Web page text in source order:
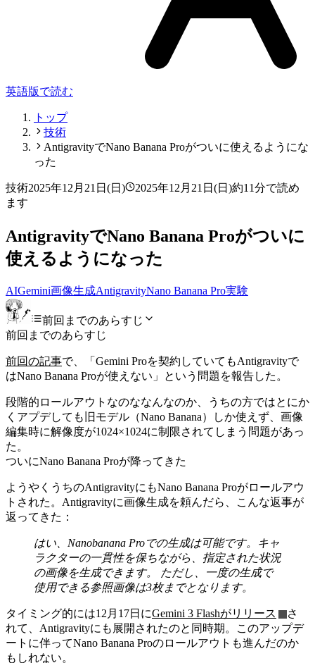
英語版で読む
トップ
技術
AntigravityでNano Banana Proがついに使えるようにな
った
技術2025年12月21日(日) 2025年12月21日(日)約11分で読め
ます
AntigravityでNano Banana Proがついに
使えるようになった
AIGemini画像生成AntigravityNano Banana Pro実験
前回までのあらすじ
前回までのあらすじ
前回の記事で、「Gemini Proを契約していてもAntigravityで
はNano Banana Proが使えない」という問題を報告した。
段階的ロールアウトなのななんなのか、うちの方ではとにか
くアプデしても旧モデル（Nano Banana）しか使えず、画像
編集時に解像度が1024×1024に制限されてしまう問題があっ
た。
ついにNano Banana Proが降ってきた
ようやくうちのAntigravityにもNano Banana Proがロールアウ
トされた。Antigravityに画像生成を頼んだら、こんな返事が
返ってきた：
はい、Nanobanana Proでの生成は可能です。キャ
ラクターの一貫性を保ちながら、指定された状況
の画像を生成できます。 ただし、一度の生成で
使用できる参照画像は3枚までとなります。
タイミング的には12月17日にGemini 3 Flashがリリース
さ
れて、Antigravityにも展開されたのと同時期。このアップデ
ートに伴ってNano Banana Proのロールアウトも進んだのか
もしれない。